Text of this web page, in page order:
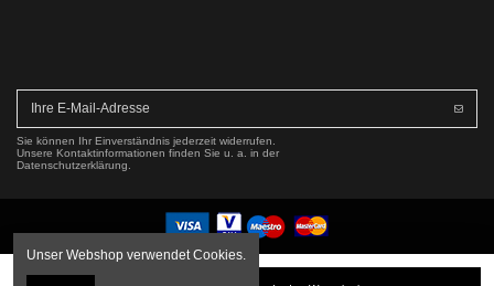
Sie können Ihr Einverständnis jederzeit widerrufen.
Unsere Kontaktinformationen finden Sie u. a. in der
Datenschutzerklärung.
Copyright © 2016-2026 VWB Trading BV. All rights reserved.
Unser Webshop verwendet Cookies.